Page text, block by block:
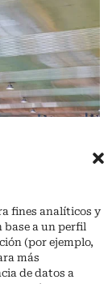
fines analíticos y
a un perfil
(por ejemplo,
más
de datos a
M.I. (Córdoba)
| Telf. + 34 957 51
Babait Technology